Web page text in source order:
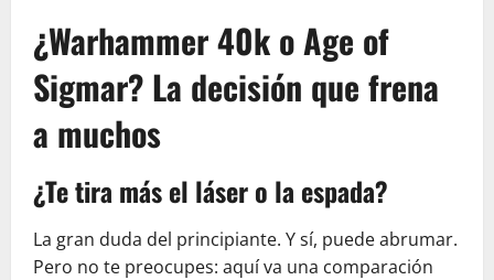
¿Warhammer 40k o Age of
Sigmar? La decisión que frena
a muchos
¿Te tira más el láser o la espada?
La gran duda del principiante. Y sí, puede abrumar.
Pero no te preocupes: aquí va una comparación